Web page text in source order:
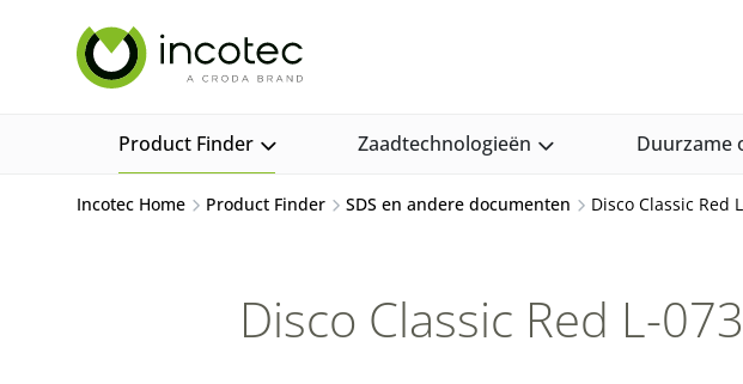
Product Finder Zaadtechnologieën Duurzame
Incotec Home Product Finder SDS en andere documenten Disco Classic Red
Disco Classic Red L-